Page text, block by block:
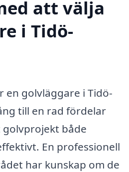
att välja
i Tidö-
en golvläggare i Tidö-
till en rad fördelar
både
En professionell
har kunskap om de